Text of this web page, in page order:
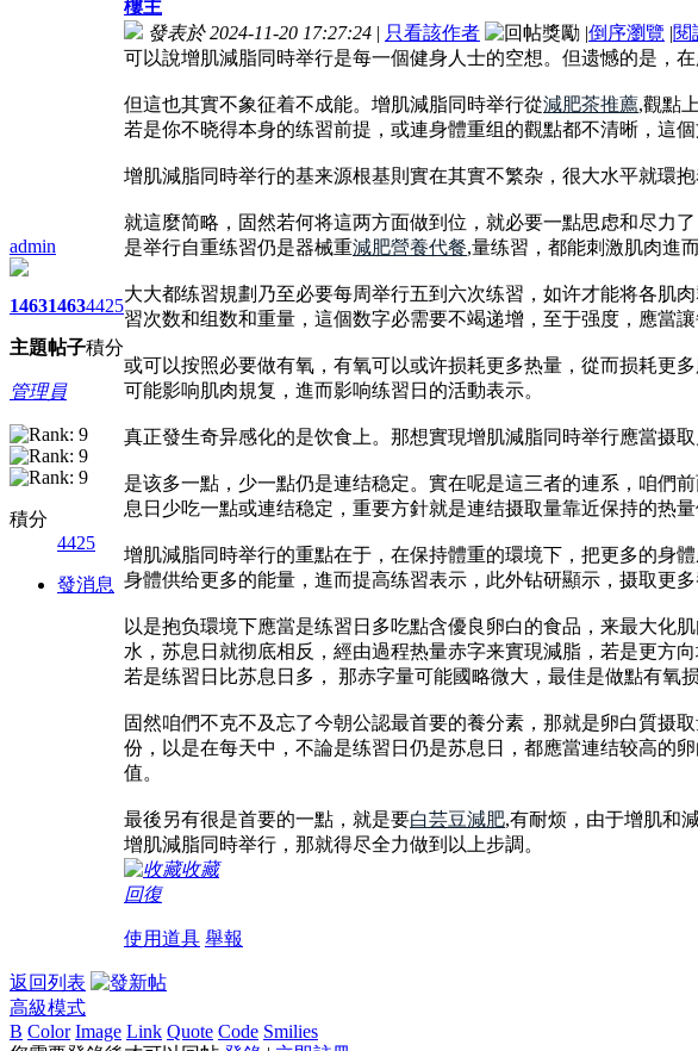
admin
1463
主題
1463
帖子
4425
積分
管理員
積分
4425
發消息
樓主
發表於 2024-11-20 17:27:24 | 只看該作者 |倒序瀏覽 |閱
可以說增肌減脂同時举行是每一個健身人士的空想。但遗憾的是，
但這也其實不象征着不成能。增肌減脂同時举行從減肥茶推薦,觀點
若是你不晓得本身的练習前提，或連身體重组的觀點都不清晰，這
增肌減脂同時举行的基来源根基則實在其實不繁杂，很大水平就環
就這麼简略，固然若何将這两方面做到位，就必要一點思虑和尽力
是举行自重练習仍是器械重減肥營養代餐,量练習，都能刺激肌肉進
大大都练習規劃乃至必要每周举行五到六次练習，如许才能将各肌
習次数和组数和重量，這個数字必需要不竭递增，至于强度，應當
或可以按照必要做有氧，有氧可以或许损耗更多热量，從而损耗更
可能影响肌肉規复，進而影响练習日的活動表示。
真正發生奇异感化的是饮食上。那想實現增肌減脂同時举行應當摄取
是该多一點，少一點仍是連结稳定。實在呢是這三者的連系，咱們
息日少吃一點或連结稳定，重要方針就是連结摄取量靠近保持的热
增肌減脂同時举行的重點在于，在保持體重的環境下，把更多的身
身體供给更多的能量，進而提高练習表示，此外钻研顯示，摄取更
以是抱负環境下應當是练習日多吃點含優良卵白的食品，来最大化
水，苏息日就彻底相反，經由過程热量赤字来實現減脂，若是更方
若是练習日比苏息日多， 那赤字量可能國略微大，最佳是做點有氧
固然咱們不克不及忘了今朝公認最首要的養分素，那就是卵白質摄
份，以是在每天中，不論是练習日仍是苏息日，都應當連结较高的
值。
最後另有很是首要的一點，就是要白芸豆減肥,有耐烦，由于增肌和
增肌減脂同時举行，那就得尽全力做到以上步調。
收藏
回復
使用道具 舉報
返回列表
高級模式
B Color Image Link Quote Code Smilies